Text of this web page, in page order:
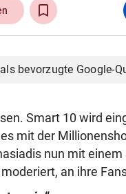
bevorzugte Google-
Smart 10 wird
mit der
nun mit
an ihre